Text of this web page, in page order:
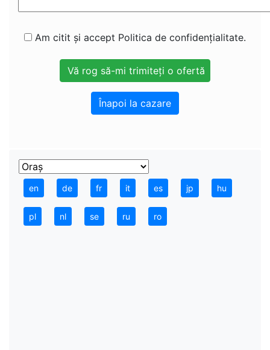
Am citit și accept Politica de confidențialitate.
Înapoi la cazare
en de fr it es jp hu
pl nl se ru ro